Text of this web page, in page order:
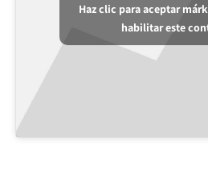
Haz clic para aceptar
habilitar este